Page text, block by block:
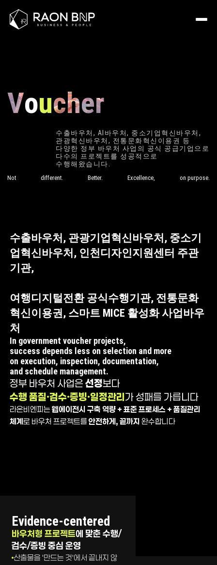
정부 바우처 사업 전문 수행 - 수출바우처, 제조혁신바우
Voucher
수출바우처, AI바우처, 중소기업혁신바우처,
관광혁신바우처, 전통문화혁신이용권 등
다양한 정부 바우처 사업의 공식 공급기업으로
다수의 프로젝트를 성공적으로
수행해왔습니다.
Not different. Better. Excellence, on purpose.
정부 바우처 사업 소개 및 라온비엔피의 핵심 역량
수출바우처, 관광기업혁신바우처, 중소기
업혁신바우처, 인천디자인지원센터 주관
기관,
여행디지털전환 공식수행기관, 전통문화
혁신이용권, 스마트 MICE 활성화 사업바우
처
In government voucher projects,
success depends less on selection and more
on execution, inspection, documentation,
and schedule management.
정부 바우처 사업은 선정보다
수행 품질·검수·증빙·일정관리가 성패를 가릅니다
라온비엔피는 웹에이전시 구축 역량 + 표준 프로세스 + 품질관리
체계 로 바우처 프로젝트를 안전하게, 끝까지 완수합니다
Evidence-centered
바우처형 프로젝트에 맞춘 수행/
검수/증빙 중심 운영
산출물을 '만드는 것'에서 끝내지 않